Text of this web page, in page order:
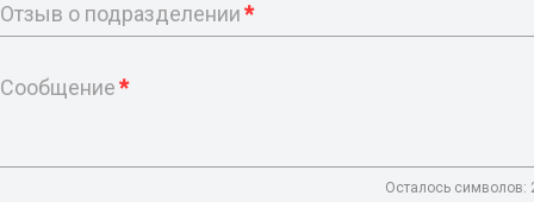
Отзыв о подразделении*
Сообщение*
Осталось символов: